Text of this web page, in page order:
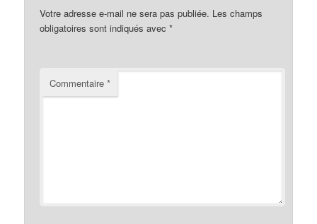
Votre adresse e-mail ne sera pas publiée. Les champs
obligatoires sont indiqués avec*
Commentaire*